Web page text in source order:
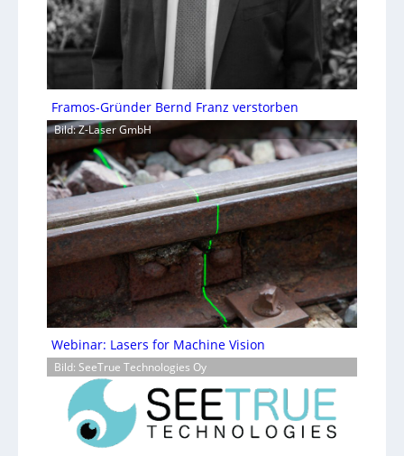
Framos-Gründer Bernd Franz verstorben
Bild: Z-Laser GmbH
Webinar: Lasers for Machine Vision
Bild: SeeTrue Technologies Oy